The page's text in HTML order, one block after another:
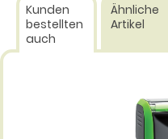
Kunden
bestellten
auch
Ähnliche
Artikel